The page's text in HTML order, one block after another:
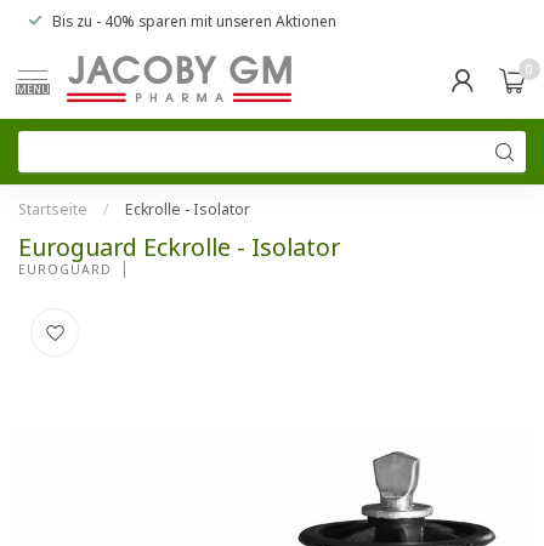
Bis zu - 40% sparen mit unseren Aktionen
MENU
0
Startseite / Eckrolle - Isolator
Euroguard Eckrolle - Isolator
EUROGUARD